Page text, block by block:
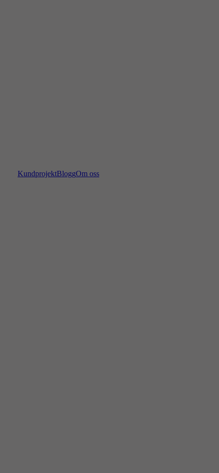
KundprojektBloggOm oss